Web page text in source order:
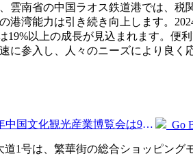
雲南省の中国ラオス鉄道港では、
港湾能力は引き続き向上します。
19%以上の成長が見込まれます。便
に参入し、人々のニーズにより良く
Prev:2025年中国文化観光産業博覧会は9月12日から14日まで武漢で開催される。 Go
道1号は、繁華街の総合ショッピング